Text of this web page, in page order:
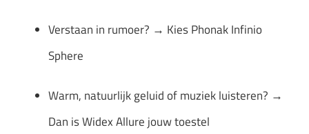
Verstaan in rumoer? → Kies Phonak Infinio
Sphere
Warm, natuurlijk geluid of muziek luisteren? →
Dan is Widex Allure jouw toestel